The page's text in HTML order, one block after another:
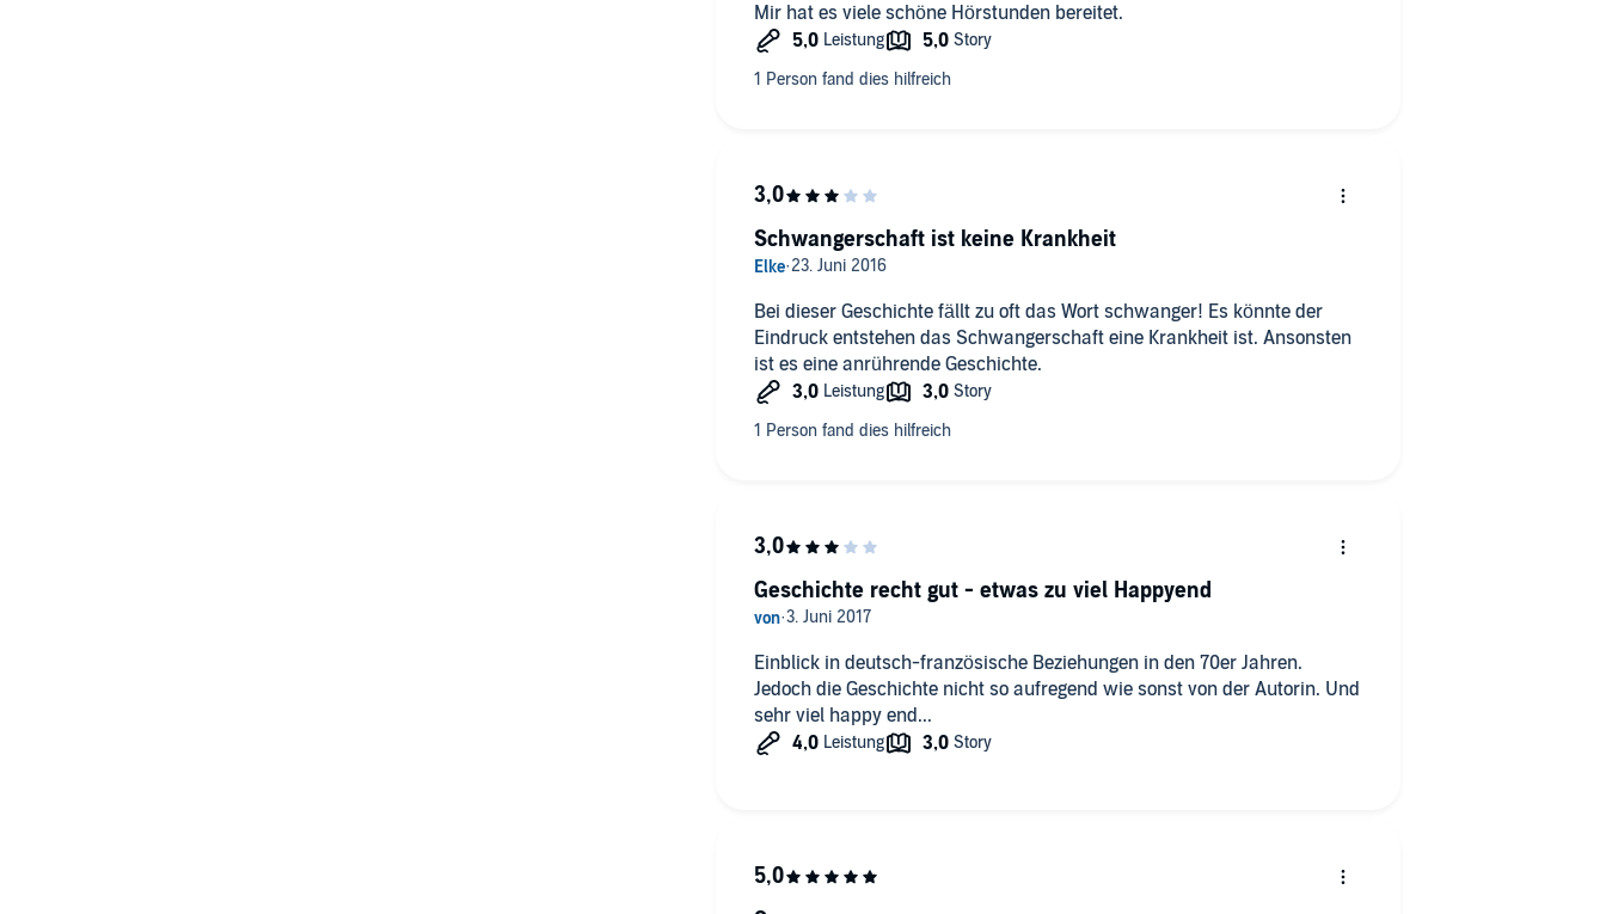
Mir hat es viele schöne Hörstunden bereitet.
Bei dieser Geschichte fällt zu oft das Wort schwanger! Es könnte der
Eindruck entstehen das Schwangerschaft eine Krankheit ist. Ansonsten
ist es eine anrührende Geschichte.
Schwangerschaft ist keine Krankheit
Einblick in deutsch-französische Beziehungen in den 70er Jahren.
Jedoch die Geschichte nicht so aufregend wie sonst von der Autorin. Und
sehr viel happy end...
Geschichte recht gut - etwas zu viel Happyend